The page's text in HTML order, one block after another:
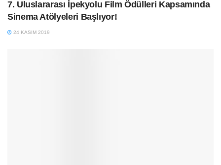
7. Uluslararası İpekyolu Film Ödülleri Kapsamında
Sinema Atölyeleri Başlıyor!
24 KASIM 2019